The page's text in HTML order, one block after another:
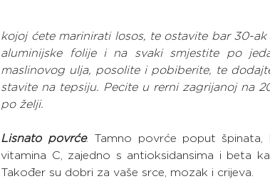
kojoj ćete marinirati losos, te ostavite bar 30-
aluminijske folije i na svaki smjestite po
maslinovog ulja, posolite i pobiberite, te
stavite na tepsiju. Pecite u rerni zagrijanoj na
po želji.
Lisnato povrće. Tamno povrće poput
vitamina C, zajedno s antioksidansima i beta
Također su dobri za vaše srce, mozak i crijeva.